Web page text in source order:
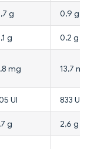
g 0,9 g
g 0,2 g
mg 13,7 mg
UI 833 UI
g 2,6 g